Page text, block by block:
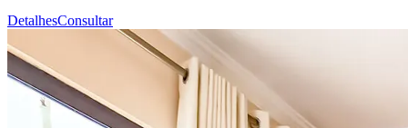
DetalhesConsultar